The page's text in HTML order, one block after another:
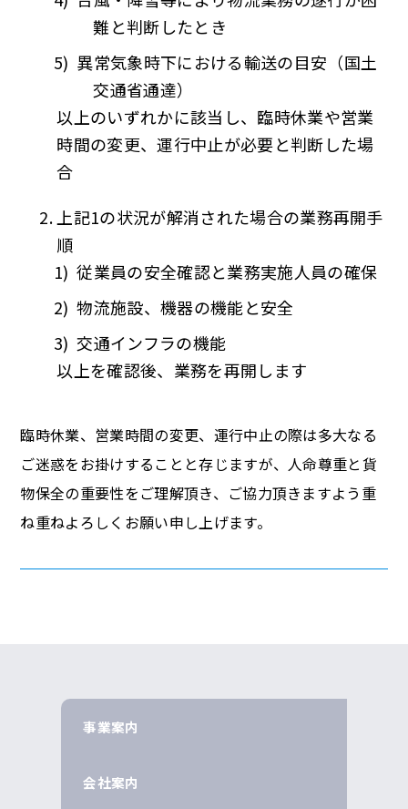
難と判断したとき
異常気象時下における輸送の目安（国土
交通省通達）
以上のいずれかに該当し、臨時休業や営業
時間の変更、運行中止が必要と判断した場
合
上記1の状況が解消された場合の業務再開手
順
従業員の安全確認と業務実施人員の確保
物流施設、機器の機能と安全
交通インフラの機能
以上を確認後、業務を再開します
臨時休業、営業時間の変更、運行中止の際は多大なる
ご迷惑をお掛けすることと存じますが、人命尊重と貨
物保全の重要性をご理解頂き、ご協力頂きますよう重
ね重ねよろしくお願い申し上げます。
事業案内
会社案内